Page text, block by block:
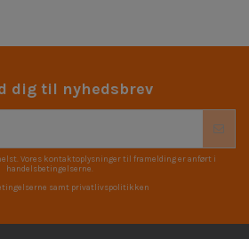
dig til nyhedsbrev
Vores kontaktoplysninger til framelding er anført i
handelsbetingelserne.
samt privatlivspolitikken